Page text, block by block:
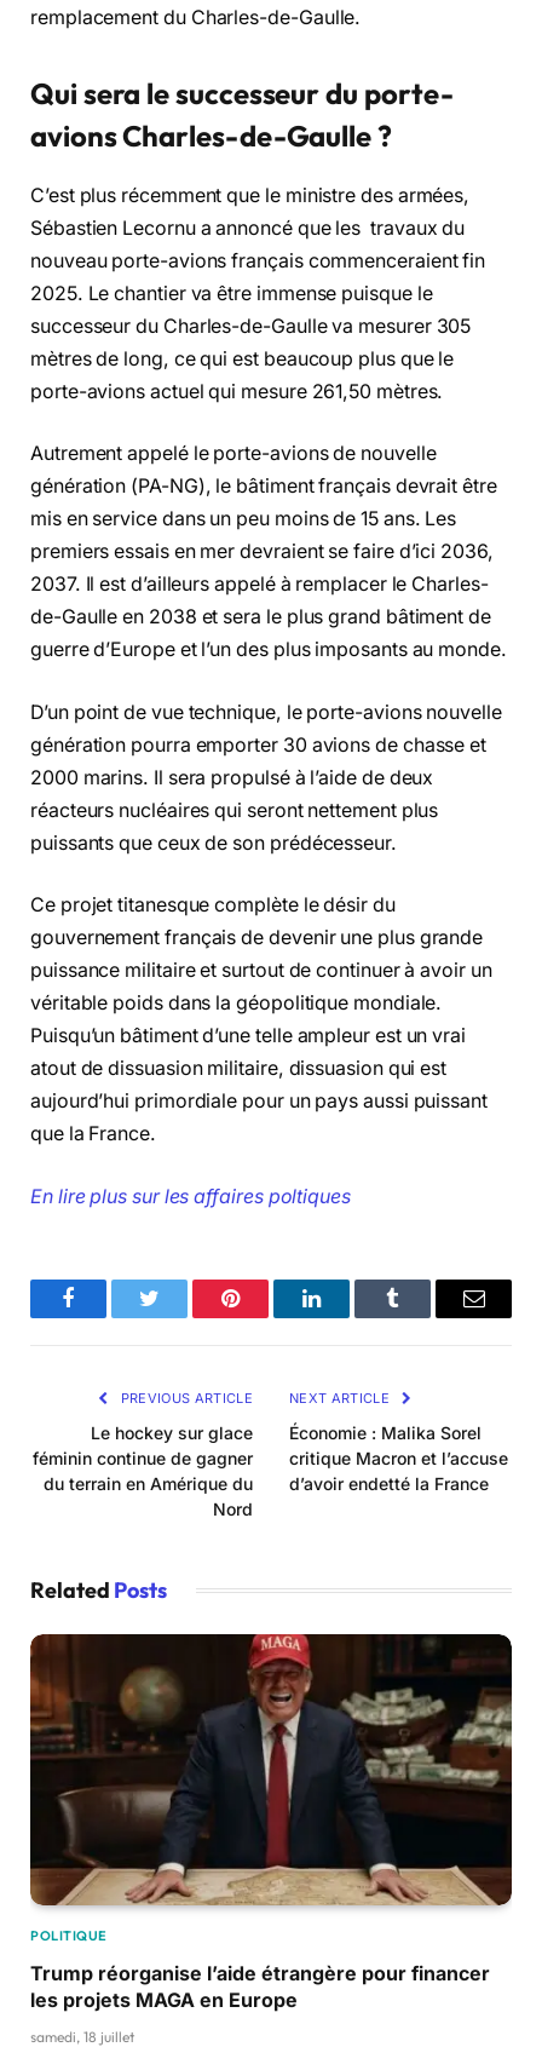
remplacement du Charles-de-Gaulle.
Qui sera le successeur du porte-
avions Charles-de-Gaulle ?
C’est plus récemment que le ministre des armées,
Sébastien Lecornu a annoncé que les travaux du
nouveau porte-avions français commenceraient fin
2025. Le chantier va être immense puisque le
successeur du Charles-de-Gaulle va mesurer 305
mètres de long, ce qui est beaucoup plus que le
porte-avions actuel qui mesure 261,50 mètres.
Autrement appelé le porte-avions de nouvelle
génération (PA-NG), le bâtiment français devrait être
mis en service dans un peu moins de 15 ans. Les
premiers essais en mer devraient se faire d’ici 2036,
2037. Il est d’ailleurs appelé à remplacer le Charles-
de-Gaulle en 2038 et sera le plus grand bâtiment de
guerre d’Europe et l’un des plus imposants au monde.
D’un point de vue technique, le porte-avions nouvelle
génération pourra emporter 30 avions de chasse et
2000 marins. Il sera propulsé à l’aide de deux
réacteurs nucléaires qui seront nettement plus
puissants que ceux de son prédécesseur.
Ce projet titanesque complète le désir du
gouvernement français de devenir une plus grande
puissance militaire et surtout de continuer à avoir un
véritable poids dans la géopolitique mondiale.
Puisqu’un bâtiment d’une telle ampleur est un vrai
atout de dissuasion militaire, dissuasion qui est
aujourd’hui primordiale pour un pays aussi puissant
que la France.
En lire plus sur les affaires poltiques
FacebookTwitter Pinterest LinkedInTumblr Email
PREVIOUS ARTICLE
Le hockey sur glace
féminin continue de gagner
du terrain en Amérique du
Nord
NEXT ARTICLE
Économie : Malika Sorel
critique Macron et l’accuse
d’avoir endetté la France
Related Posts
POLITIQUE
Trump réorganise l’aide étrangère pour financer
les projets MAGA en Europe
samedi, 18 juillet